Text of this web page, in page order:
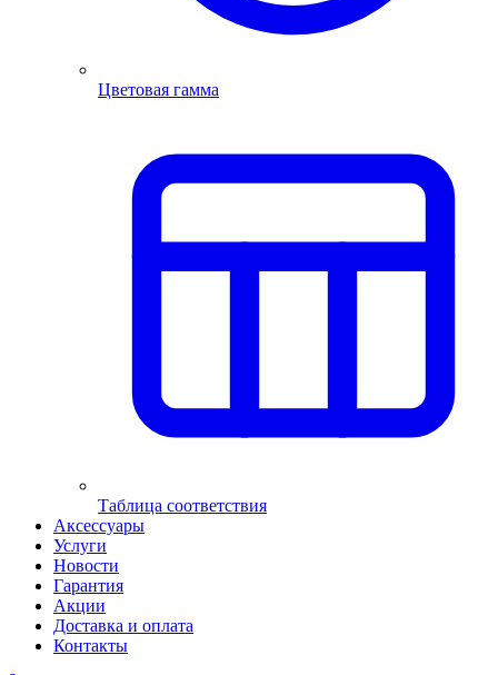
Цветовая гамма
Таблица соответствия
Аксессуары
Услуги
Новости
Гарантия
Акции
Доставка и оплата
Контакты